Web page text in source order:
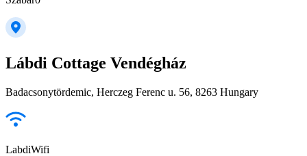
Lábdi Cottage Vendégház
Badacsonytördemic, Herczeg Ferenc u. 56, 8263 Hungary
LabdiWifi